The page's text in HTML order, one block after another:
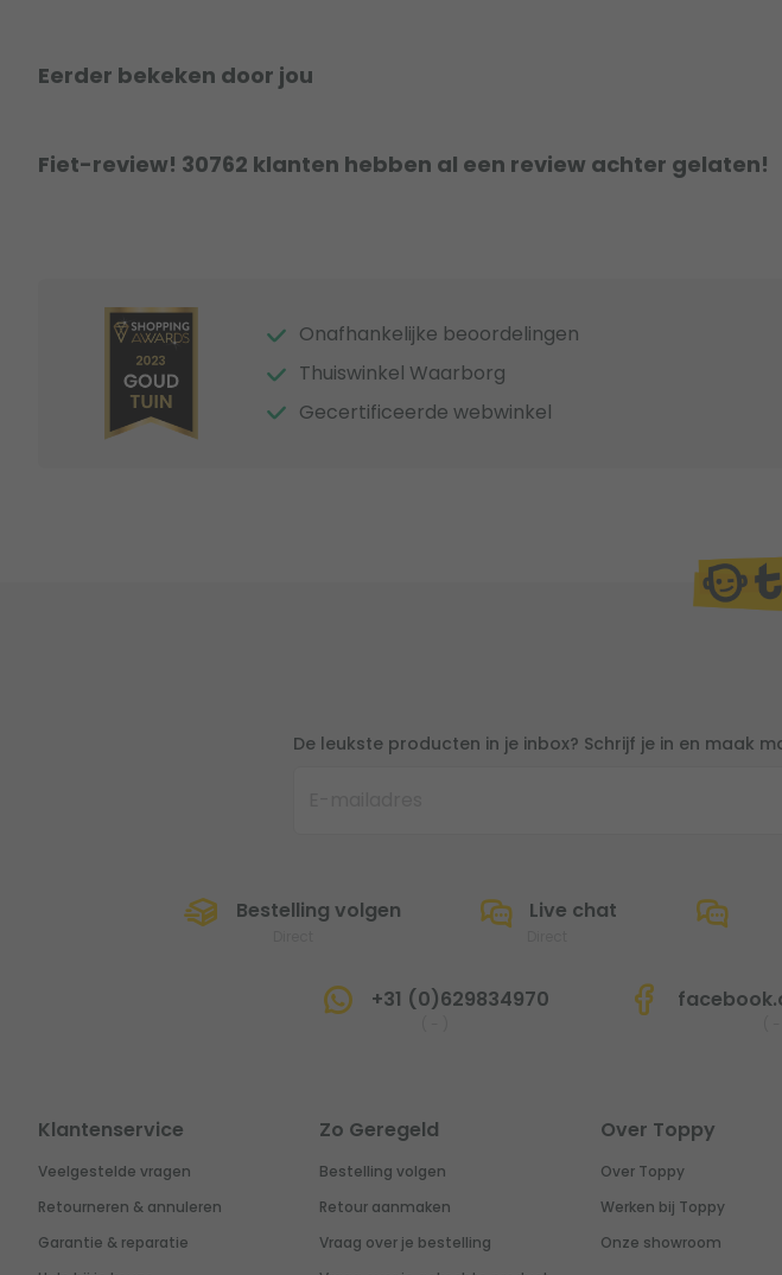
Eerder bekeken door jou
Fiet-review! 30762 klanten hebben al een review achter gelaten!
Onafhankelijke beoordelingen
Thuiswinkel Waarborg
Gecertificeerde webwinkel
De leukste producten in je inbox? Schrijf je in en maak
Bestelling volgen Live chat
+31 (0)629834970
Klantenservice
Veelgestelde vragen
Retourneren & annuleren
Garantie & reparatie
Zo Geregeld
Bestelling volgen
Retour aanmaken
Vraag over je bestelling
Over Toppy
Over Toppy
Werken bij Toppy
Onze showroom